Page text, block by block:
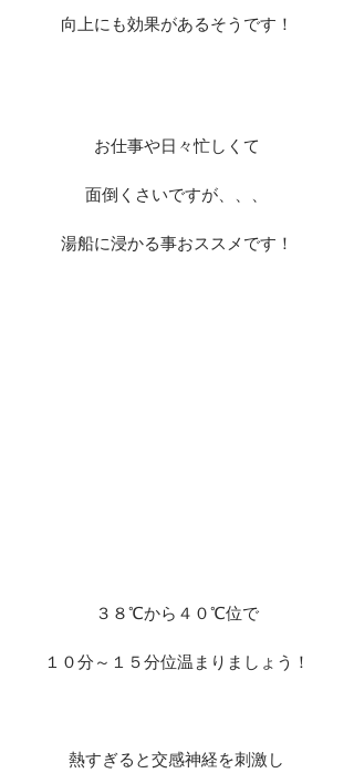
向上にも効果があるそうです！
お仕事や日々忙しくて
面倒くさいですが、、、
湯船に浸かる事おススメです！
３８℃から４０℃位で
１０分～１５分位温まりましょう！
熱すぎると交感神経を刺激し